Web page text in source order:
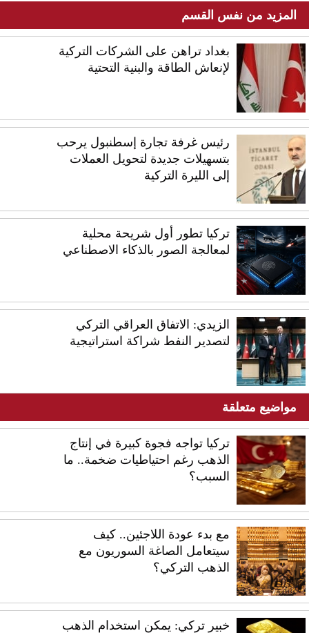
المزيد من نفس القسم
بغداد تراهن على الشركات التركية
لإنعاش الطاقة والبنية التحتية
رئيس غرفة تجارة إسطنبول يرحب
بتسهيلات جديدة لتحويل العملات
إلى الليرة التركية
تركيا تطور أول شريحة محلية
لمعالجة الصور بالذكاء الاصطناعي
الزيدي: الاتفاق العراقي التركي
لتصدير النفط شراكة استراتيجية
مواضيع متعلقة
تركيا تواجه فجوة كبيرة في إنتاج
الذهب رغم احتياطيات ضخمة.. ما
السبب؟
مع بدء عودة اللاجئين.. كيف
سيتعامل الصاغة السوريون مع
الذهب التركي؟
خبير تركي: يمكن استخدام الذهب